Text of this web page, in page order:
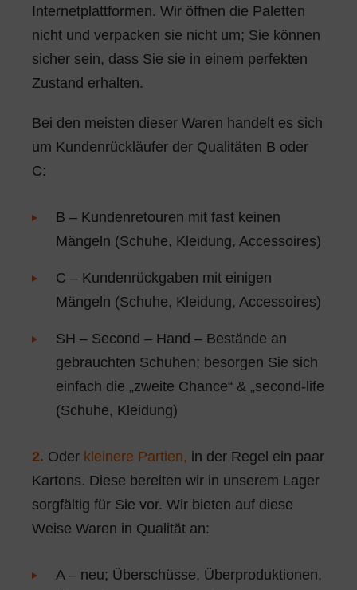
Internetplattformen. Wir öffnen die Paletten
nicht und verpacken sie nicht um; Sie können
sicher sein, dass Sie sie in einem perfekten
Zustand erhalten.
Bei den meisten dieser Waren handelt es sich
um Kundenrückläufer der Qualitäten B oder
C:
B – Kundenretouren mit fast keinen
Mängeln (Schuhe, Kleidung, Accessoires)
C – Kundenrückgaben mit einigen
Mängeln (Schuhe, Kleidung, Accessoires)
SH – Second – Hand – Bestände an
gebrauchten Schuhen; besorgen Sie sich
einfach die „zweite Chance“ & „second-life
(Schuhe, Kleidung)
2. Oder kleinere Partien, in der Regel ein paar
Kartons. Diese bereiten wir in unserem Lager
sorgfältig für Sie vor. Wir bieten auf diese
Weise Waren in Qualität an:
A – neu; Überschüsse, Überproduktionen,